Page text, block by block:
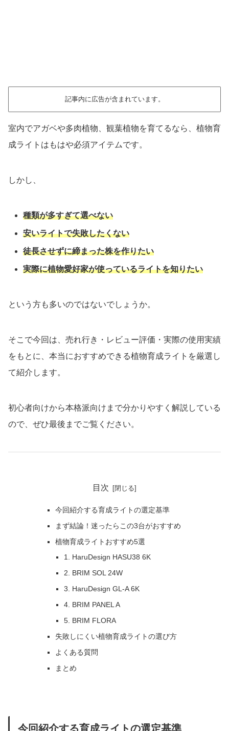
記事内に広告が含まれています。
室内でアガベや多肉植物、観葉植物を育てるなら、植物育
成ライトはもはや必須アイテムです。
しかし、
種類が多すぎて選べない
安いライトで失敗したくない
徒長させずに締まった株を作りたい
実際に植物愛好家が使っているライトを知りたい
という方も多いのではないでしょうか。
そこで今回は、売れ行き・レビュー評価・実際の使用実績
をもとに、本当におすすめできる植物育成ライトを厳選し
て紹介します。
初心者向けから本格派向けまで分かりやすく解説している
ので、ぜひ最後までご覧ください。
目次
今回紹介する育成ライトの選定基準
まず結論！迷ったらこの3台がおすすめ
植物育成ライトおすすめ5選
1. HaruDesign HASU38 6K
2. BRIM SOL 24W
3. HaruDesign GL-A 6K
4. BRIM PANEL A
5. BRIM FLORA
失敗しにくい植物育成ライトの選び方
よくある質問
まとめ
今回紹介する育成ライトの選定基準